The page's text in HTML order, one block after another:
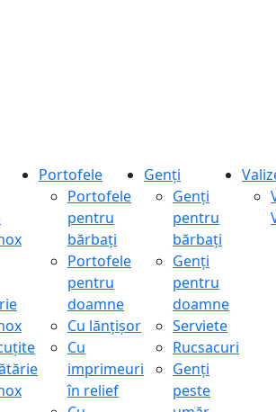
Portofele
Portofele
pentru
bărbați
Portofele
pentru
doamne
Cu lănțișor
Cu
imprimeuri
în relief
Genți
Genți
pentru
bărbați
Genți
pentru
doamne
Serviete
Rucsacuri
Genți
peste